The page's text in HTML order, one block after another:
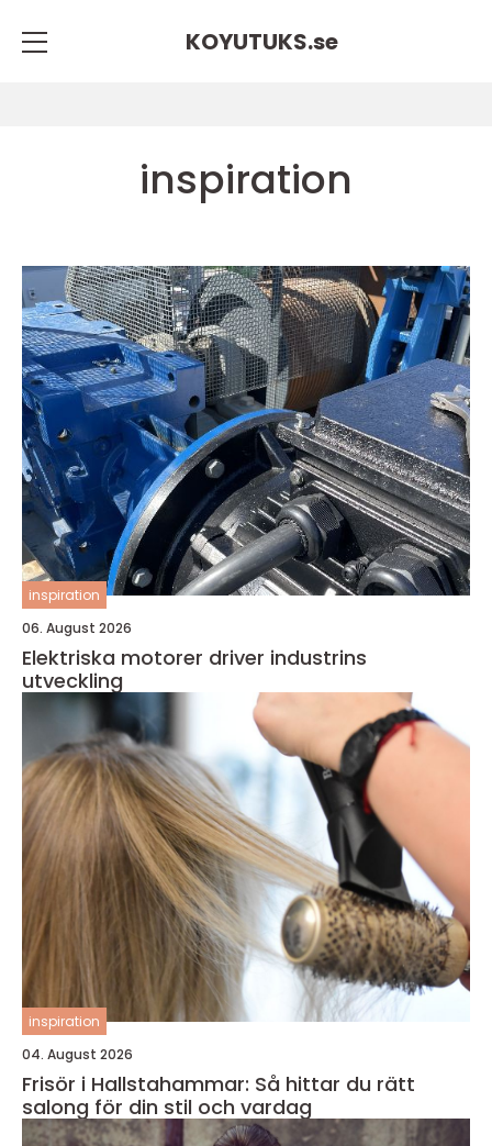
KOYUTUKS.se
inspiration
inspiration
06. August 2026
Elektriska motorer driver industrins
utveckling
inspiration
04. August 2026
Frisör i Hallstahammar: Så hittar du rätt
salong för din stil och vardag